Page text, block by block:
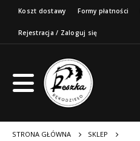
Koszt dostawy Formy płatności
Rejestracja / Zaloguj się
STRONA GŁÓWNA
SKLEP